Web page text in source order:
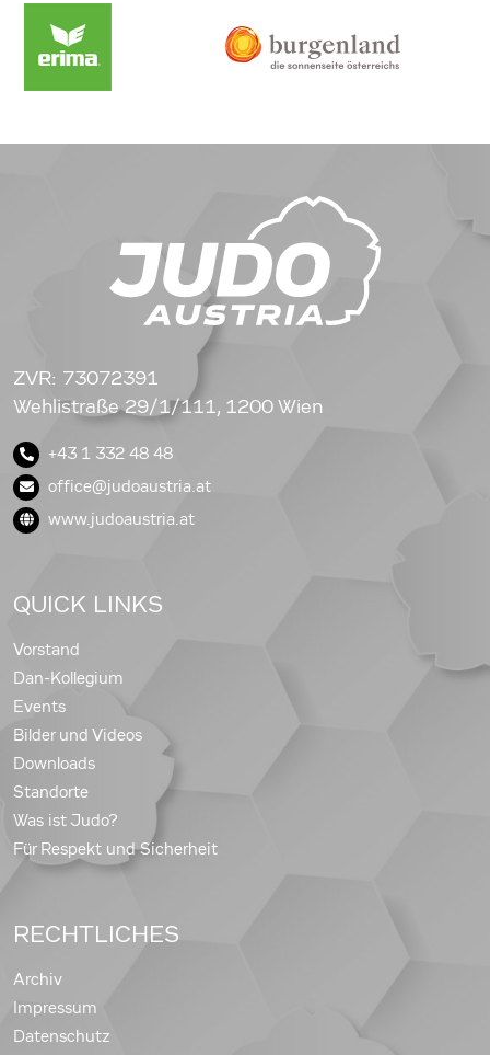
ZVR: 73072391
Wehlistraße 29/1/111, 1200 Wien
+43 1 332 48 48
office@judoaustria.at
www.judoaustria.at
QUICK LINKS
Vorstand
Dan-Kollegium
Events
Bilder und Videos
Downloads
Standorte
Was ist Judo?
Für Respekt und Sicherheit
RECHTLICHES
Archiv
Impressum
Datenschutz